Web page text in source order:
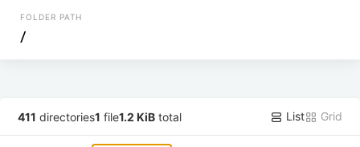
FOLDER PATH
/
411 directories1 file1.2 KiB total List Grid